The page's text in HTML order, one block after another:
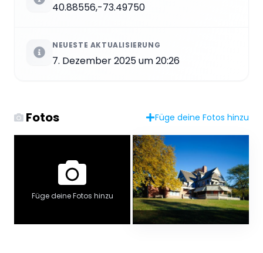
40.88556,-73.49750
NEUESTE AKTUALISIERUNG
7. Dezember 2025 um 20:26
Fotos Füge deine Fotos hinzu
Füge deine Fotos hinzu